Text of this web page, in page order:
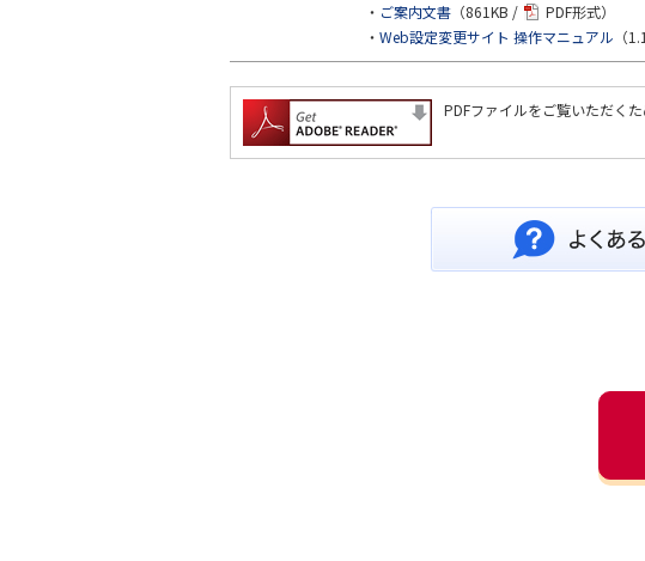
・ ご案内文書 （861KB / PDF形式）
・ Web設定変更サイト 操作マニュアル （
PDFファイルをご覧いただく